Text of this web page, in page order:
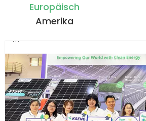
Europäisch
Amerika
...